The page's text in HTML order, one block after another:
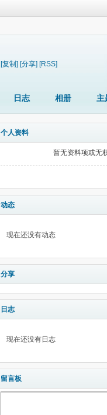
[复制] [分享] [RSS]
日志 相册 主
个人资料
暂无资料项或无
动态
现在还没有动态
分享
日志
现在还没有日志
留言板